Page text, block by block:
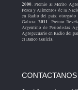
2000. Premio al Mérito
Pesca y Alimentos de la
en Radio del país;
Galicia.2011. Premio
Argentino de Periodistas
Agropecuario en Radio del
el Banco Galicia.
CONTACTANOS